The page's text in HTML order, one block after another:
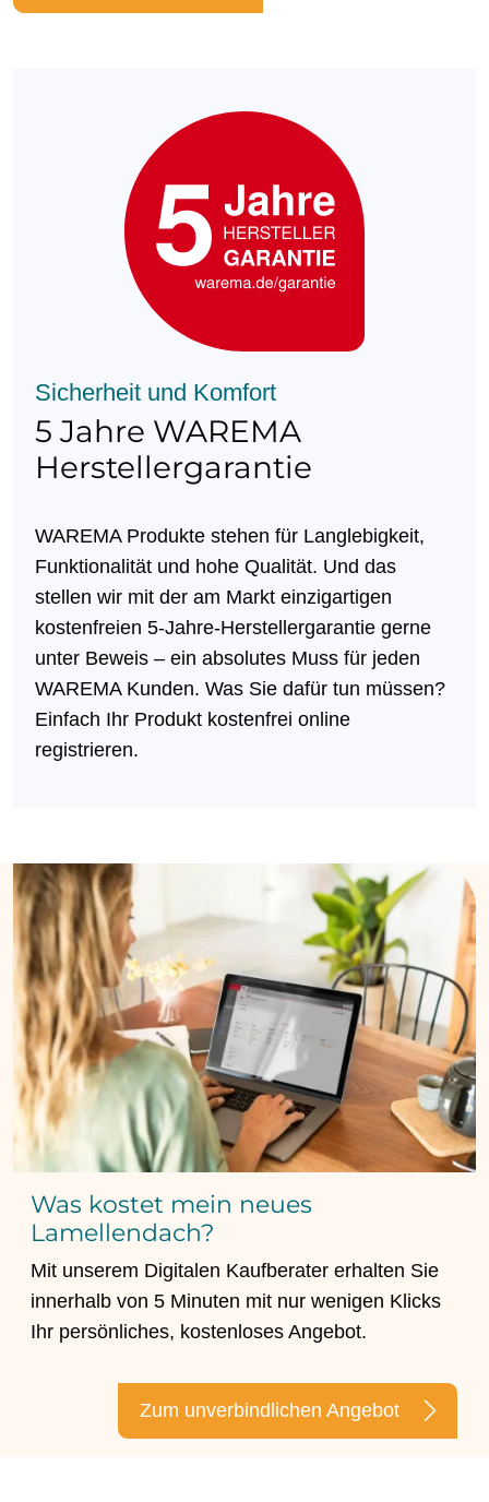
Sicherheit und Komfort
5 Jahre WAREMA
Herstellergarantie
WAREMA Produkte stehen für Langlebigkeit,
Funktionalität und hohe Qualität. Und das
stellen wir mit der am Markt einzigartigen
kostenfreien 5-Jahre-Herstellergarantie gerne
unter Beweis – ein absolutes Muss für jeden
WAREMA Kunden. Was Sie dafür tun müssen?
Einfach Ihr Produkt kostenfrei online
registrieren.
Was kostet mein neues
Lamellendach?
Mit unserem Digitalen Kaufberater erhalten Sie
innerhalb von 5 Minuten mit nur wenigen Klicks
Ihr persönliches, kostenloses Angebot.
Zum unverbindlichen Angebot